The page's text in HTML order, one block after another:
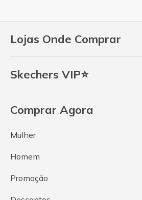
Lojas Onde Comprar
Skechers VIP⭐
Comprar Agora
Mulher
Homem
Promoção